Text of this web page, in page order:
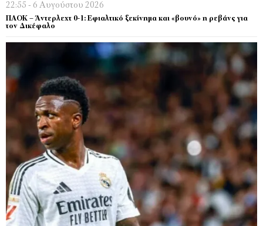
22:55 - 6 Αυγούστου 2026
ΠΑΟΚ – Άντερλεχτ 0-1: Εφιαλτικό ξεκίνημα και «βουνό» η ρεβάνς για
τον Δικέφαλο